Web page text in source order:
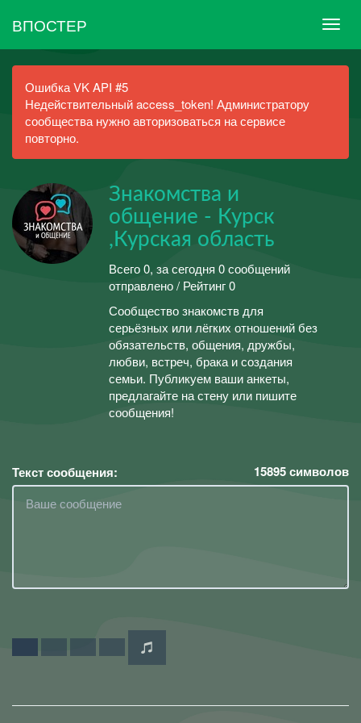
ВПОСТЕР
Ошибка VK API #5
Недействительный access_token! Администратору
сообщества нужно авторизоваться на сервисе
повторно.
Знакомства и
общение - Курск
,Курская область
Всего 0, за сегодня 0 сообщений
отправлено / Рейтинг 0
Сообщество знакомств для
серьёзных или лёгких отношений без
обязательств, общения, дружбы,
любви, встреч, брака и создания
семьи. Публикуем ваши анкеты,
предлагайте на стену или пишите
сообщения!
Текст сообщения: 15895символов